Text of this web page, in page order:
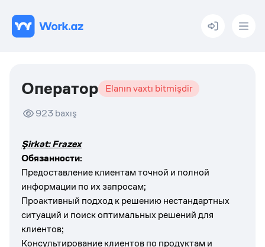
Menu
Оператор
Elanın vaxtı bitmişdir
923baxış
Şirkət: Frazex
Обязанности:
Предоставление клиентам точной и полной
информации по их запросам;
Проактивный подход к решению нестандартных
ситуаций и поиск оптимальных решений для
клиентов;
Консультирование клиентов по продуктам и